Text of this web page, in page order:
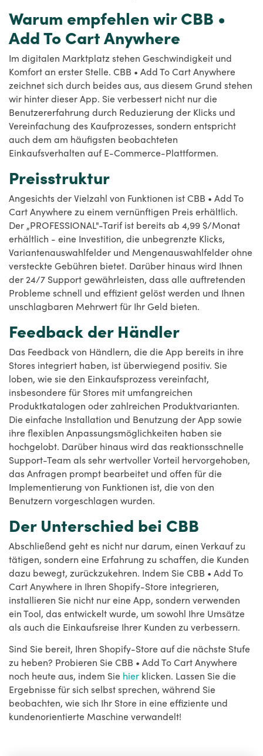
Warum empfehlen wir CBB •
Add To Cart Anywhere
Im digitalen Marktplatz stehen Geschwindigkeit und
Komfort an erster Stelle. CBB • Add To Cart Anywhere
zeichnet sich durch beides aus, aus diesem Grund stehen
wir hinter dieser App. Sie verbessert nicht nur die
Benutzererfahrung durch Reduzierung der Klicks und
Vereinfachung des Kaufprozesses, sondern entspricht
auch dem am häufigsten beobachteten
Einkaufsverhalten auf E-Commerce-Plattformen.
Preisstruktur
Angesichts der Vielzahl von Funktionen ist CBB • Add To
Cart Anywhere zu einem vernünftigen Preis erhältlich.
Der „PROFESSIONAL"-Tarif ist bereits ab 4,99 $/Monat
erhältlich - eine Investition, die unbegrenzte Klicks,
Variantenauswahlfelder und Mengenauswahlfelder ohne
versteckte Gebühren bietet. Darüber hinaus wird Ihnen
der 24/7 Support gewährleisten, dass alle auftretenden
Probleme schnell und effizient gelöst werden und Ihnen
unschlagbaren Mehrwert für Ihr Geld bieten.
Feedback der Händler
Das Feedback von Händlern, die die App bereits in ihre
Stores integriert haben, ist überwiegend positiv. Sie
loben, wie sie den Einkaufsprozess vereinfacht,
insbesondere für Stores mit umfangreichen
Produktkatalogen oder zahlreichen Produktvarianten.
Die einfache Installation und Benutzung der App sowie
ihre flexiblen Anpassungsmöglichkeiten haben sie
hochgelobt. Darüber hinaus wird das reaktionsschnelle
Support-Team als sehr wertvoller Vorteil hervorgehoben,
das Anfragen prompt bearbeitet und offen für die
Implementierung von Funktionen ist, die von den
Benutzern vorgeschlagen wurden.
Der Unterschied bei CBB
Abschließend geht es nicht nur darum, einen Verkauf zu
tätigen, sondern eine Erfahrung zu schaffen, die Kunden
dazu bewegt, zurückzukehren. Indem Sie CBB • Add To
Cart Anywhere in Ihren Shopify-Store integrieren,
installieren Sie nicht nur eine App, sondern verwenden
ein Tool, das entwickelt wurde, um sowohl Ihre Umsätze
als auch die Einkaufsreise Ihrer Kunden zu verbessern.
Sind Sie bereit, Ihren Shopify-Store auf die nächste Stufe
zu heben? Probieren Sie CBB • Add To Cart Anywhere
noch heute aus, indem Sie hier klicken. Lassen Sie die
Ergebnisse für sich selbst sprechen, während Sie
beobachten, wie sich Ihr Store in eine effiziente und
kundenorientierte Maschine verwandelt!